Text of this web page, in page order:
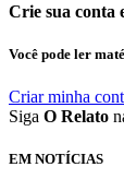
Crie sua conta
Você pode ler
Criar minha
Siga O Relato
EM NOTÍCIAS